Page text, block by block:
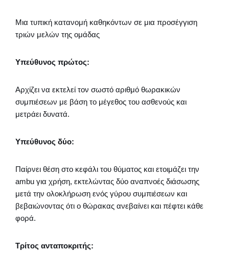
Μια τυπική κατανομή καθηκόντων σε μια προσέγγιση
τριών μελών της ομάδας
Υπεύθυνος πρώτος:
Αρχίζει να εκτελεί τον σωστό αριθμό θωρακικών
συμπιέσεων με βάση το μέγεθος του ασθενούς και
μετράει δυνατά.
Υπεύθυνος δύο:
Παίρνει θέση στο κεφάλι του θύματος και ετοιμάζει την
ambu για χρήση, εκτελώντας δύο αναπνοές διάσωσης
μετά την ολοκλήρωση ενός γύρου συμπιέσεων και
βεβαιώνοντας ότι ο θώρακας ανεβαίνει και πέφτει κάθε
φορά.
Τρίτος ανταποκριτής: